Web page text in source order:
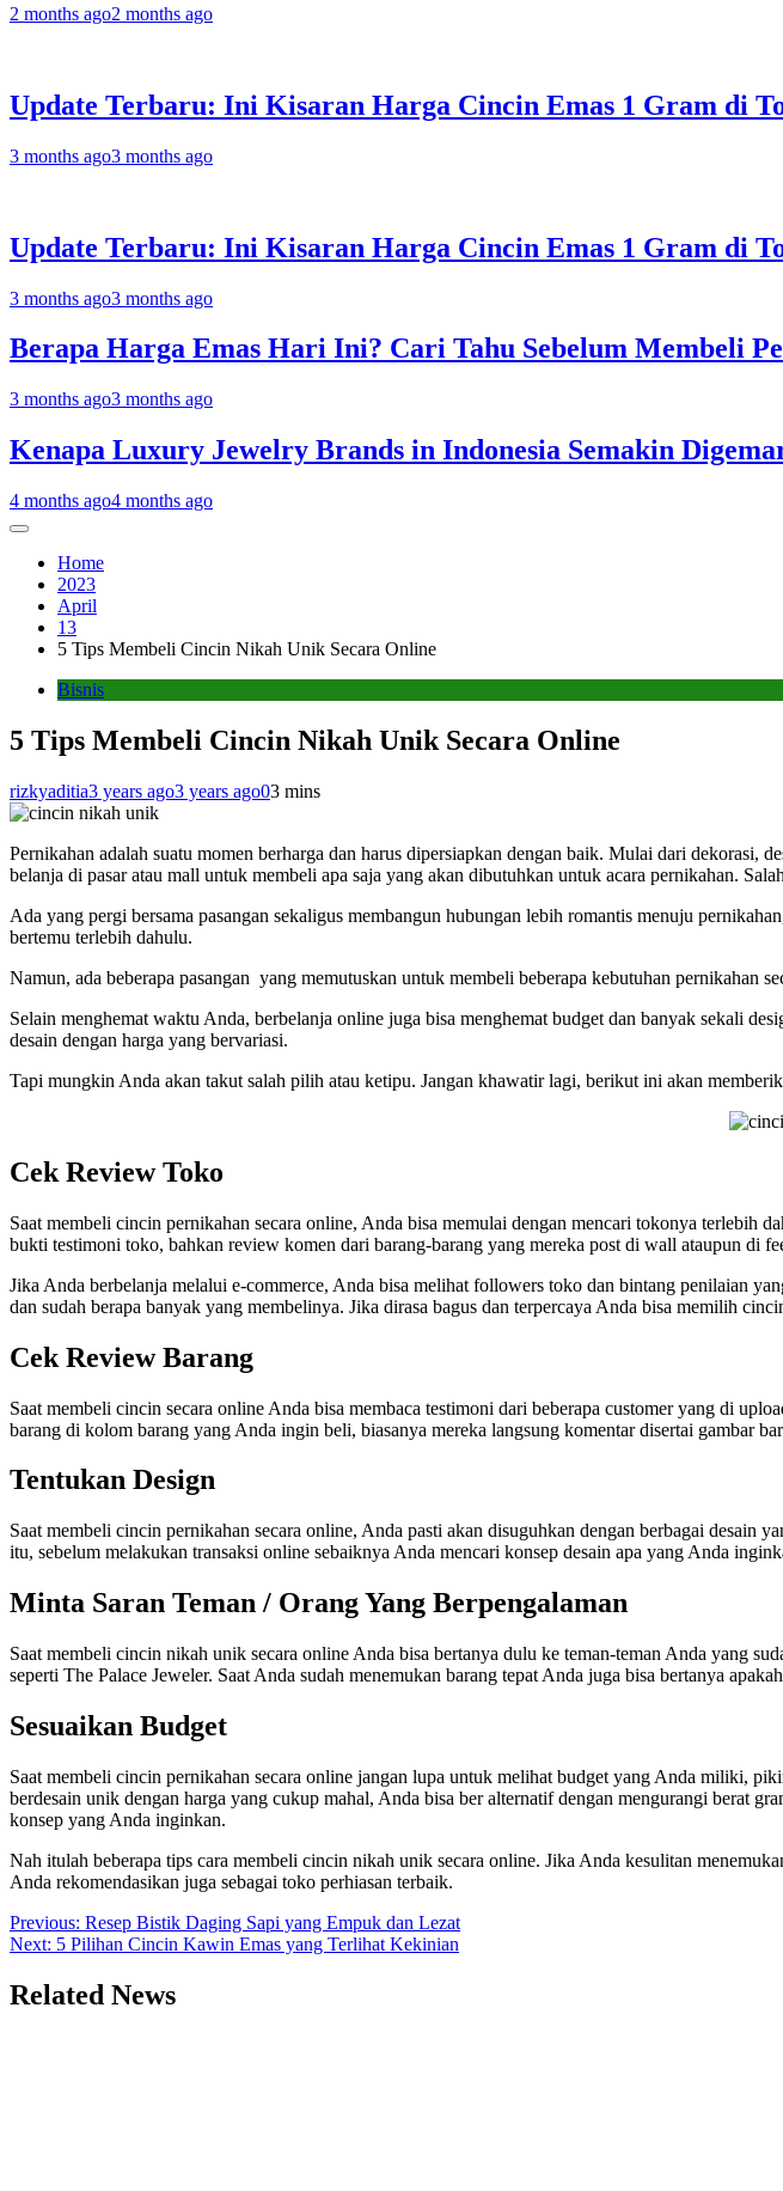
2 months ago2 months ago
Update Terbaru: Ini Kisaran Harga Cincin Emas 1 Gram di
3 months ago3 months ago
Update Terbaru: Ini Kisaran Harga Cincin Emas 1 Gram di
3 months ago3 months ago
Berapa Harga Emas Hari Ini? Cari Tahu Sebelum Membeli
3 months ago3 months ago
Kenapa Luxury Jewelry Brands in Indonesia Semakin
4 months ago4 months ago
Home
2023
April
13
5 Tips Membeli Cincin Nikah Unik Secara Online
Bisnis
5 Tips Membeli Cincin Nikah Unik Secara Online
rizkyaditia3 years ago3 years ago03 mins
Pernikahan adalah suatu momen berharga dan harus dipersiapkan dengan baik. Mulai dari dekorasi,
belanja di pasar atau mall untuk membeli apa saja yang akan dibutuhkan untuk acara pernikahan.
Ada yang pergi bersama pasangan sekaligus membangun hubungan lebih romantis menuju
bertemu terlebih dahulu.
Namun, ada beberapa pasangan yang memutuskan untuk membeli beberapa kebutuhan pernikahan
Selain menghemat waktu Anda, berbelanja online juga bisa menghemat budget dan banyak sekali
desain dengan harga yang bervariasi.
Tapi mungkin Anda akan takut salah pilih atau ketipu. Jangan khawatir lagi, berikut ini akan
Cek Review Toko
Saat membeli cincin pernikahan secara online, Anda bisa memulai dengan mencari tokonya terlebih
bukti testimoni toko, bahkan review komen dari barang-barang yang mereka post di wall ataupun di
Jika Anda berbelanja melalui e-commerce, Anda bisa melihat followers toko dan bintang penilaian
dan sudah berapa banyak yang membelinya. Jika dirasa bagus dan terpercaya Anda bisa memilih
Cek Review Barang
Saat membeli cincin secara online Anda bisa membaca testimoni dari beberapa customer yang di
barang di kolom barang yang Anda ingin beli, biasanya mereka langsung komentar disertai gambar
Tentukan Design
Saat membeli cincin pernikahan secara online, Anda pasti akan disuguhkan dengan berbagai desain
itu, sebelum melakukan transaksi online sebaiknya Anda mencari konsep desain apa yang Anda
Minta Saran Teman / Orang Yang Berpengalaman
Saat membeli cincin nikah unik secara online Anda bisa bertanya dulu ke teman-teman Anda yang
seperti The Palace Jeweler. Saat Anda sudah menemukan barang tepat Anda juga bisa bertanya
Sesuaikan Budget
Saat membeli cincin pernikahan secara online jangan lupa untuk melihat budget yang Anda miliki,
berdesain unik dengan harga yang cukup mahal, Anda bisa ber alternatif dengan mengurangi berat
konsep yang Anda inginkan.
Nah itulah beberapa tips cara membeli cincin nikah unik secara online. Jika Anda kesulitan
Anda rekomendasikan juga sebagai toko perhiasan terbaik.
Post
navigation
Previous: Resep Bistik Daging Sapi yang Empuk dan Lezat
Next: 5 Pilihan Cincin Kawin Emas yang Terlihat Kekinian
Related News